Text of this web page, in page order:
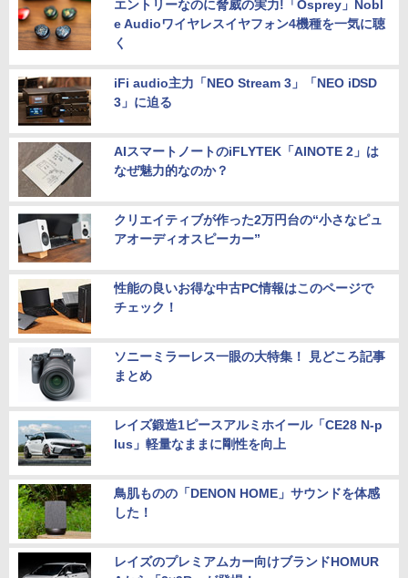
エントリーなのに脅威の実力!「Osprey」Nobl
e Audioワイヤレスイヤフォン4機種を一気に聴
く
iFi audio主力「NEO Stream 3」「NEO iDSD
3」に迫る
AIスマートノートのiFLYTEK「AINOTE 2」は
なぜ魅力的なのか？
クリエイティブが作った2万円台の“小さなピュ
アオーディオスピーカー”
性能の良いお得な中古PC情報はこのページで
チェック！
ソニーミラーレス一眼の大特集！ 見どころ記事
まとめ
レイズ鍛造1ピースアルミホイール「CE28 N-p
lus」軽量なままに剛性を向上
鳥肌ものの「DENON HOME」サウンドを体感
した！
レイズのプレミアムカー向けブランドHOMUR